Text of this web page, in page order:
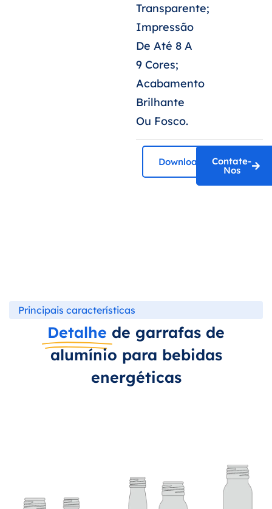
Transparente;
Impressão
De Até 8 A
9 Cores;
Acabamento
Brilhante
Ou Fosco.
Download Contate-
Nos
Principais características
Detalhe de garrafas de
alumínio para bebidas
energéticas